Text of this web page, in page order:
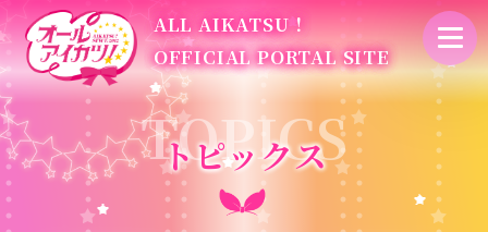
ALL AIKATSU！
OFFICIAL PORTAL SITE
トピックス